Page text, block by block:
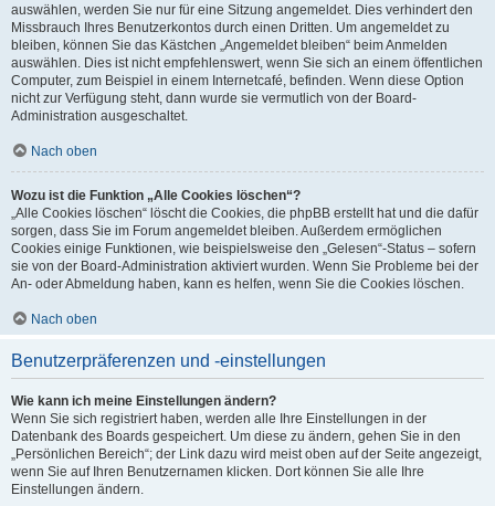
auswählen, werden Sie nur für eine Sitzung angemeldet. Dies verhindert den
Missbrauch Ihres Benutzerkontos durch einen Dritten. Um angemeldet zu
bleiben, können Sie das Kästchen „Angemeldet bleiben“ beim Anmelden
auswählen. Dies ist nicht empfehlenswert, wenn Sie sich an einem öffentlichen
Computer, zum Beispiel in einem Internetcafé, befinden. Wenn diese Option
nicht zur Verfügung steht, dann wurde sie vermutlich von der Board-
Administration ausgeschaltet.
Nach oben
Wozu ist die Funktion „Alle Cookies löschen“?
„Alle Cookies löschen“ löscht die Cookies, die phpBB erstellt hat und die dafür
sorgen, dass Sie im Forum angemeldet bleiben. Außerdem ermöglichen
Cookies einige Funktionen, wie beispielsweise den „Gelesen“-Status – sofern
sie von der Board-Administration aktiviert wurden. Wenn Sie Probleme bei der
An- oder Abmeldung haben, kann es helfen, wenn Sie die Cookies löschen.
Nach oben
Benutzerpräferenzen und -einstellungen
Wie kann ich meine Einstellungen ändern?
Wenn Sie sich registriert haben, werden alle Ihre Einstellungen in der
Datenbank des Boards gespeichert. Um diese zu ändern, gehen Sie in den
„Persönlichen Bereich“; der Link dazu wird meist oben auf der Seite angezeigt,
wenn Sie auf Ihren Benutzernamen klicken. Dort können Sie alle Ihre
Einstellungen ändern.